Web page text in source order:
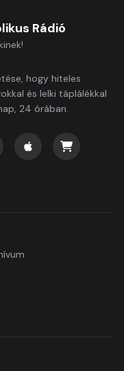
Rádió
hogy hiteles
és lelki táplálékkal
24 órában.